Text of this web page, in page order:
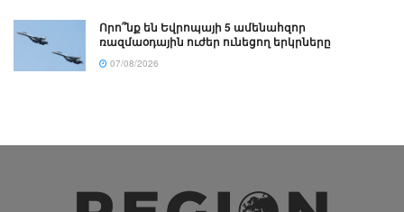
Որո՞նք են Եվրոպայի 5 ամենահզոր
ռազմաօդային ուժեր ունեցող երկրները
07/08/2026